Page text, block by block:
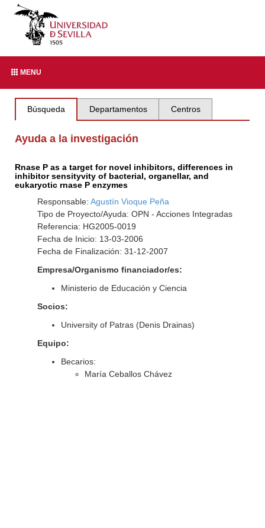
MENU
Búsqueda Departamentos Centros
Ayuda a la investigación
Rnase P as a target for novel inhibitors, differences in
inhibitor sensityvity of bacterial, organellar, and
eukaryotic rnase P enzymes
Responsable: Agustín Vioque Peña
Tipo de Proyecto/Ayuda: OPN - Acciones Integradas
Referencia: HG2005-0019
Fecha de Inicio: 13-03-2006
Fecha de Finalización: 31-12-2007
Empresa/Organismo financiador/es:
Ministerio de Educación y Ciencia
Socios:
University of Patras (Denis Drainas)
Equipo:
Becarios:
María Ceballos Chávez